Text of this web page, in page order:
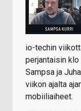
io-techin
perjantaisin
Sampsa ja
viikon ajalta
mobiiliaiheet.